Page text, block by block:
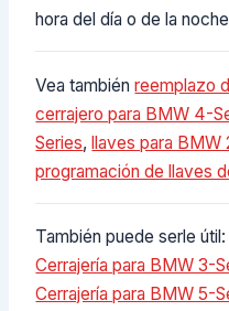
hora del día o de la
Vea tambiénreemplazo
cerrajero para BMW 4-
Series,llaves para BMW
programación de llaves
También puede serle útil:
Cerrajería para BMW 3-
Cerrajería para BMW 5-